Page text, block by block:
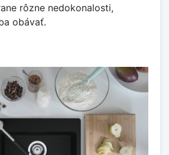
rôzne nedokonalosti,
obávať.